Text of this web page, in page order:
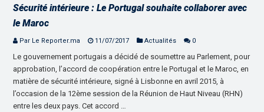
Sécurité intérieure : Le Portugal souhaite collaborer avec
le Maroc
Par Le Reporter.ma 11/07/2017 Actualités 0
Le gouvernement portugais a décidé de soumettre au Parlement, pour
approbation, l’accord de coopération entre le Portugal et le Maroc, en
matière de sécurité intérieure, signé à Lisbonne en avril 2015, à
l’occasion de la 12ème session de la Réunion de Haut Niveau (RHN)
entre les deux pays. Cet accord …